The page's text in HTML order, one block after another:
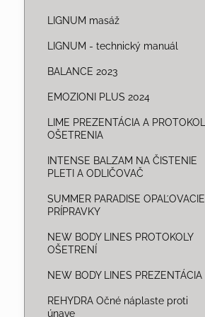
LIGNUM masáž
LIGNUM - technický manuál
BALANCE 2023
EMOZIONI PLUS 2024
LIME PREZENTÁCIA A PROTOKOL
OŠETRENIA
INTENSE BALZAM NA ČISTENIE
PLETI A ODLIČOVAČ
SUMMER PARADISE OPAĽOVACIE
PRÍPRAVKY
NEW BODY LINES PROTOKOLY
OŠETRENÍ
NEW BODY LINES PREZENTÁCIA
REHYDRA Očné náplaste proti
únave